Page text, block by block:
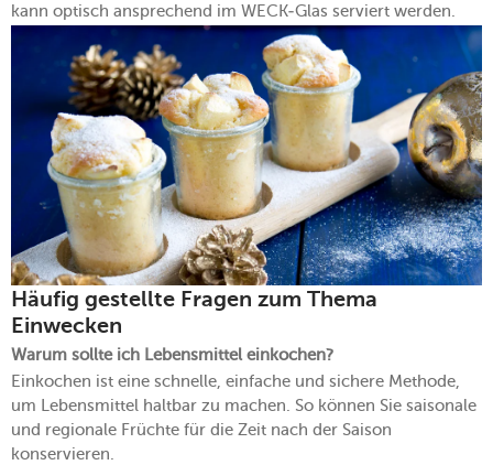
kann optisch ansprechend im WECK-Glas serviert werden.
Häufig gestellte Fragen zum Thema
Einwecken
Warum sollte ich Lebensmittel einkochen?
Einkochen ist eine schnelle, einfache und sichere Methode,
um Lebensmittel haltbar zu machen. So können Sie saisonale
und regionale Früchte für die Zeit nach der Saison
konservieren.